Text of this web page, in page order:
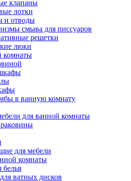
клапаны
лотки
и отводы
смыва для писсуаров
решетки
люки
комнаты
в ванную комнату
для ванной комнаты
для мебели
комнаты
ватных дисков